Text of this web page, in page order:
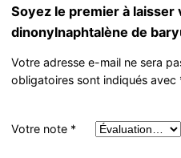
Soyez le premier à laisser
dinonylnaphtalène de
Votre adresse e-mail ne sera
obligatoires sont indiqués avec
Votre note *